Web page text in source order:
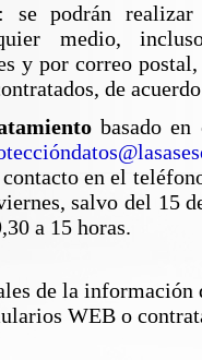
podrán realizar
medio,
y por correo
de
basado en
en el
salvo del 15
a 15 horas.
de la
WEB o